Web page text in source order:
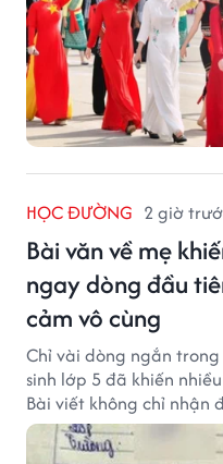
HỌC ĐƯỜNG 2 giờ
Bài văn về mẹ
ngay dòng đầu
cảm vô cùng
Chỉ vài dòng ngắn
sinh lớp 5 đã khiến
Bài viết không chỉ nhận
khiến thầy giáo nghẹn
khóc khi đọc xong